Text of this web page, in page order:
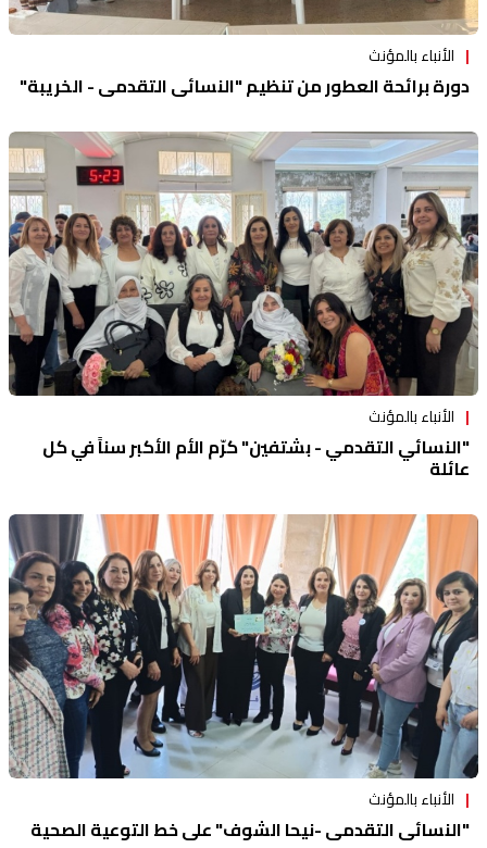
الأنباء بالمؤنث
دورة برائحة العطور من تنظيم "النسائي التقدمي - الخريبة"
الأنباء بالمؤنث
"النسائي التقدمي - بشتفين" كرّم الأم الأكبر سناً في كل
عائلة
الأنباء بالمؤنث
"النسائي التقدمي -نيحا الشوف" على خط التوعية الصحية